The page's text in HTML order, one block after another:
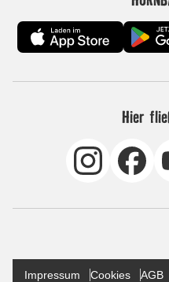
Hier
Impressum Cookies AGB